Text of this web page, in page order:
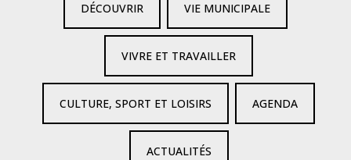
DÉCOUVRIR VIE MUNICIPALE
VIVRE ET TRAVAILLER
CULTURE, SPORT ET LOISIRS AGENDA
ACTUALITÉS